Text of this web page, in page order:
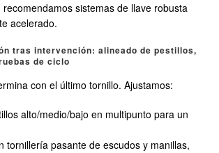
sistemas de llave robusta
acelerado.
tras intervención: alineado de pestillos,
de ciclo
con el último tornillo. Ajustamos:
alto/medio/bajo en multipunto para un
tornillería pasante de escudos y manillas,